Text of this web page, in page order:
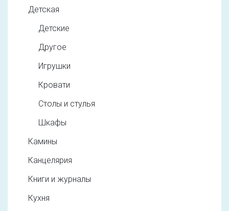
Детская
Детские
Другое
Игрушки
Кровати
Столы и стулья
Шкафы
Камины
Канцелярия
Книги и журналы
Кухня